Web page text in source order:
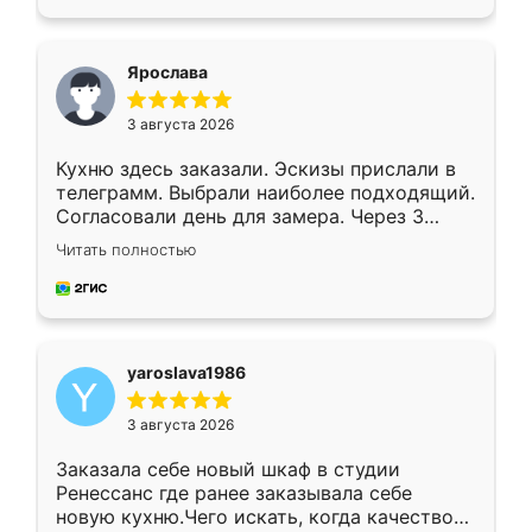
Ярослава
3 августа 2026
Кухню здесь заказали. Эскизы прислали в
телеграмм. Выбрали наиболее подходящий.
Согласовали день для замера. Через 3
недели кухня была уже готова. Остались
довольны работой. Спасибо Ренессанс
мебель за качественную работу!
Читать полностью
yaroslava1986
3 августа 2026
Заказала себе новый шкаф в студии
Ренессанс где ранее заказывала себе
новую кухню.Чего искать, когда качеством